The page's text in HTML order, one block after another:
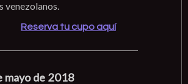
venezolanos.
Reserva tu cupo aquí
mayo de 2018